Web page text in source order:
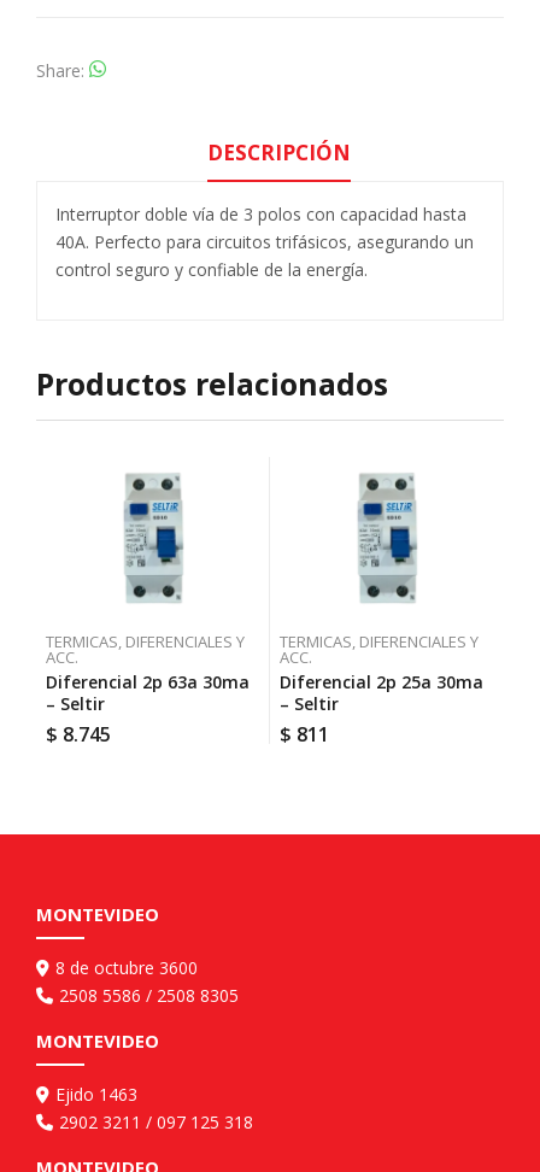
Share
DESCRIPCIÓN
Interruptor doble vía de 3 polos con capacidad hasta
40A. Perfecto para circuitos trifásicos, asegurando un
control seguro y confiable de la energía.
Productos relacionados
TERMICAS, DIFERENCIALES Y
ACC.
Diferencial 2p 63a 30ma
– Seltir
$ 8.745
TERMICAS, DIFERENCIALES Y
ACC.
Diferencial 2p 25a 30ma
– Seltir
$ 811
MONTEVIDEO
8 de octubre 3600
2508 5586 / 2508 8305
MONTEVIDEO
Ejido 1463
2902 3211 / 097 125 318